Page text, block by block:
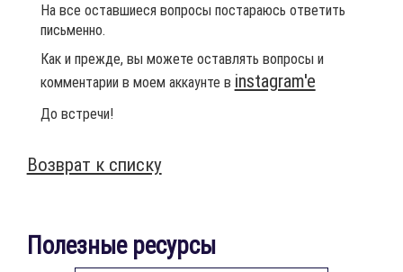
На все оставшиеся вопросы постараюсь ответить
письменно.
Как и прежде, вы можете оставлять вопросы и
комментарии в моем аккаунте в instagram'e
До встречи!
Возврат к списку
Полезные ресурсы